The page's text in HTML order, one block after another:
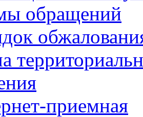
обращений
приемная